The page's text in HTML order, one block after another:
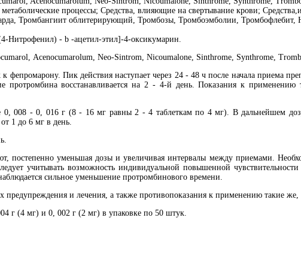
процессы; Средства, влияющие на свертывание крови;
Тромбангиит облитерирующий, Тромбозы, Тромбоэмболии,
- b -ацетил-этил]-4-оксикумарин.
Асеnосumarolum, Nео-Sintrom, Nicoumalonе, Sinthromе, Synthrome,
фепромарону. Пик действия наступает через 24 - 48 ч после начала приема
протромбина восстанавливается на 2 - 4-й день. Показания к применению
008 - 0, 016 г (8 - 16 мг равны 2 - 4 таблеткам по 4 мг). В дальнейшем
1 до 6 мг в день.
постепенно уменьшая дозы и увеличивая интервалы между приемами.
учитывать возможность индивидуальной повышенной
сильное уменьшение протромбинового времени.
и лечения, а также противопоказания к применению такие же,
г (4 мг) и 0, 002 г (2 мг) в упаковке по 50 штук.